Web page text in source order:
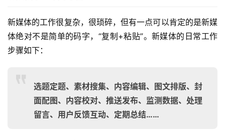
新媒体的工作很复杂，很琐碎，但有一点可以肯定的是新媒
体绝对不是简单的码字，“复制+粘贴”。新媒体的日常工作
步骤如下：
选题定题、素材搜集、内容编辑、图文排版、封
面配图、内容校对、推送发布、监测数据、处理
留言、用户反馈互动、定期总结……